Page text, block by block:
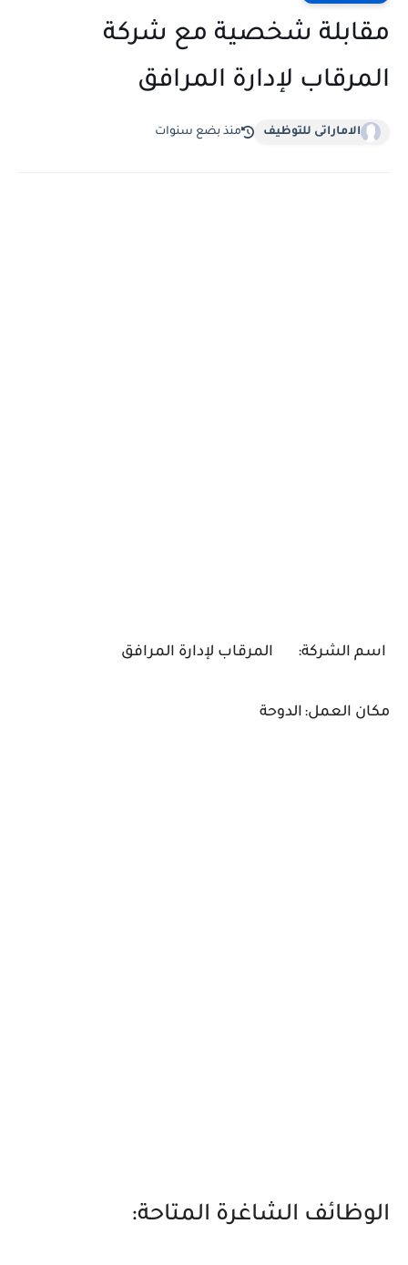
مقابلة شخصية مع شركة
المرقاب لإدارة المرافق
الاماراتى للتوظيف منذ بضع سنوات
اسم الشركة: المرقاب لإدارة المرافق
مكان العمل: الدوحة
الوظائف الشاغرة المتاحة: